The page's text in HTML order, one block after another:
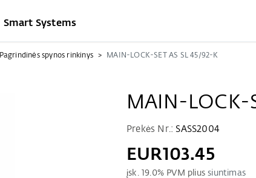
Smart Systems
Pagrindinės spynos rinkinys MAIN-LOCK-SET AS SL 45/92-K
MAIN-LOCK-
Prekės Nr.: SASS2004
EUR103.45
įsk. 19.0% PVM pliussiuntimas